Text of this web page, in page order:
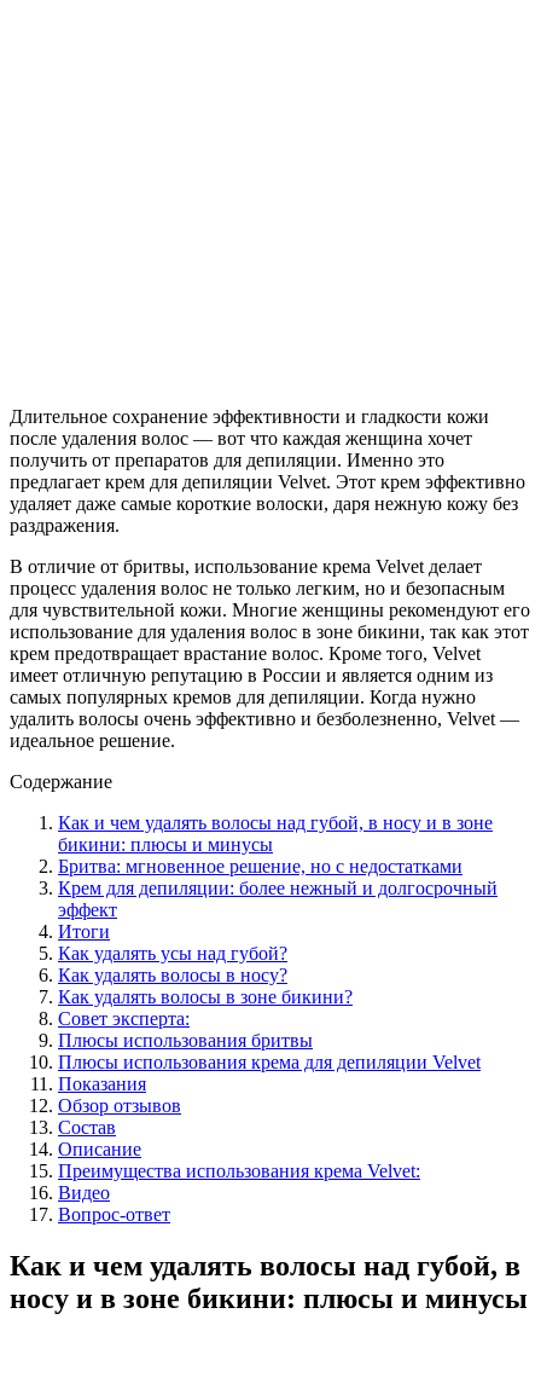
Длительное сохранение эффективности и гладкости кожи
после удаления волос — вот что каждая женщина хочет
получить от препаратов для депиляции. Именно это
предлагает крем для депиляции Velvet. Этот крем эффективно
удаляет даже самые короткие волоски, даря нежную кожу без
раздражения.
В отличие от бритвы, использование крема Velvet делает
процесс удаления волос не только легким, но и безопасным
для чувствительной кожи. Многие женщины рекомендуют его
использование для удаления волос в зоне бикини, так как этот
крем предотвращает врастание волос. Кроме того, Velvet
имеет отличную репутацию в России и является одним из
самых популярных кремов для депиляции. Когда нужно
удалить волосы очень эффективно и безболезненно, Velvet —
идеальное решение.
Содержание
Как и чем удалять волосы над губой, в носу и в зоне
бикини: плюсы и минусы
Бритва: мгновенное решение, но с недостатками
Крем для депиляции: более нежный и долгосрочный
эффект
Итоги
Как удалять усы над губой?
Как удалять волосы в носу?
Как удалять волосы в зоне бикини?
Совет эксперта:
Плюсы использования бритвы
Плюсы использования крема для депиляции Velvet
Показания
Обзор отзывов
Состав
Описание
Преимущества использования крема Velvet:
Видео
Вопрос-ответ
Как и чем удалять волосы над губой, в
носу и в зоне бикини: плюсы и минусы